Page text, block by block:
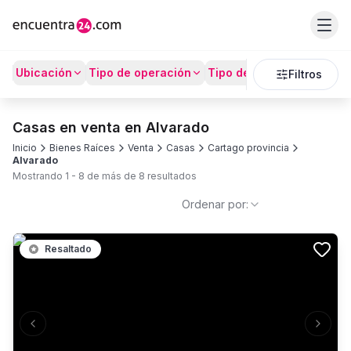
Ubicación Tipo de operación Tipo de Propiedad
Filtros
Casas en venta en Alvarado
Inicio Bienes Raíces Venta Casas
Cartago provincia
Alvarado
Mostrando 1 - 8 de más de 8 resultados
Ordenar por:
Previous slide Next
Resaltado